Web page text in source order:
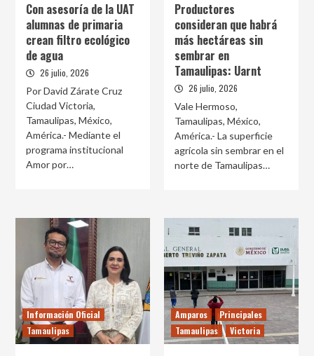
Con asesoría de la UAT
alumnas de primaria
crean filtro ecológico
de agua
26 julio, 2026
Por David Zárate Cruz
Ciudad Victoria,
Tamaulipas, México,
América.- Mediante el
programa institucional
Amor por…
Productores
consideran que habrá
más hectáreas sin
sembrar en
Tamaulipas: Uarnt
26 julio, 2026
Vale Hermoso,
Tamaulipas, México,
América.- La superficie
agrícola sin sembrar en el
norte de Tamaulipas…
Información Oficial
Tamaulipas
Amparos
Principales
Tamaulipas
Victoria